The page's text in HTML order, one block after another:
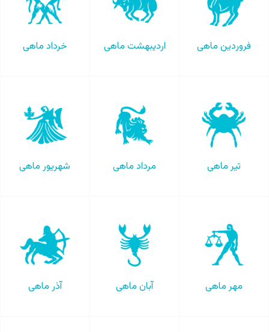
فروردین ماهی اردیبهشت ماهی خرداد ماهی
تیر ماهی مرداد ماهی شهریور ماهی
مهر ماهی آبان ماهی آذر ماهی